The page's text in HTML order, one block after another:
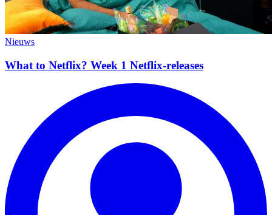
Nieuws
What to Netflix? Week 1 Netflix-releases